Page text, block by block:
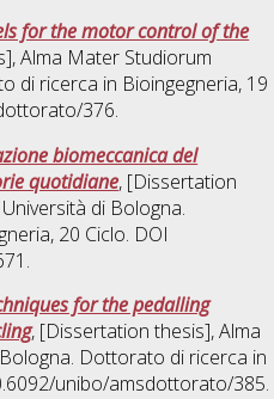
for the motor control of the
Alma Mater Studiorum
di ricerca in Bioingegneria, 19
376.
biomeccanica del
quotidiane, [Dissertation
di Bologna.
, 20 Ciclo. DOI
for the pedalling
, [Dissertation thesis], Alma
Dottorato di ricerca in
unibo/amsdottorato/385.